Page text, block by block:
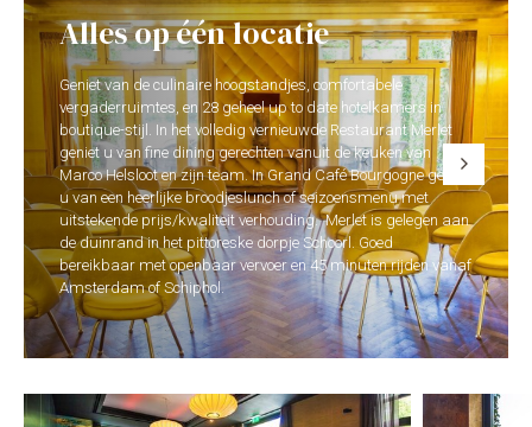
Alles op één locatie
Geniet van de culinaire hoogstandjes, comfortabele
vergaderruimtes, en 28 geheel up to date hotelkamers in
boutique-stijl. In het volledig vernieuwde Restaurant Merlet
geniet u van fine dining gerechten vanuit de keuken van
Marco Helsloot en zijn team. In Grand Café Bourgogne geniet
u van een heerlijke broodjeslunch of seizoensmenu met
uitstekende prijs/kwaliteit verhouding. Merlet is gelegen aan
de duinrand in het pittoreske dorpje Schoorl. Goed
bereikbaar met openbaar vervoer en 45 minuten rijden vanaf
Amsterdam of Schiphol.